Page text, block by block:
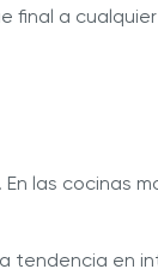
final a
las cocinas
tendencia en